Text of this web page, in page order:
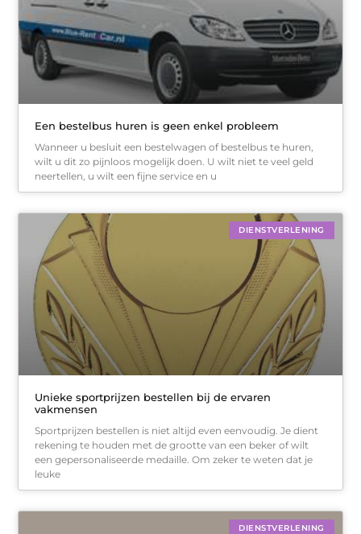
Een bestelbus huren is geen enkel probleem
Wanneer u besluit een bestelwagen of bestelbus te huren,
wilt u dit zo pijnloos mogelijk doen. U wilt niet te veel geld
neertellen, u wilt een fijne service en u
DIENSTVERLENING
Unieke sportprijzen bestellen bij de ervaren
vakmensen
Sportprijzen bestellen is niet altijd even eenvoudig. Je dient
rekening te houden met de grootte van een beker of wilt
een gepersonaliseerde medaille. Om zeker te weten dat je
leuke
DIENSTVERLENING